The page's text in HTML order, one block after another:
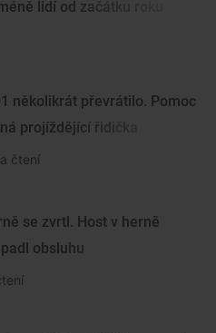
lidí od začátku roku
několikrát převrátilo. Pomoc
projíždějící řidička
čtení
se zvrtl. Host v herně
obsluhu